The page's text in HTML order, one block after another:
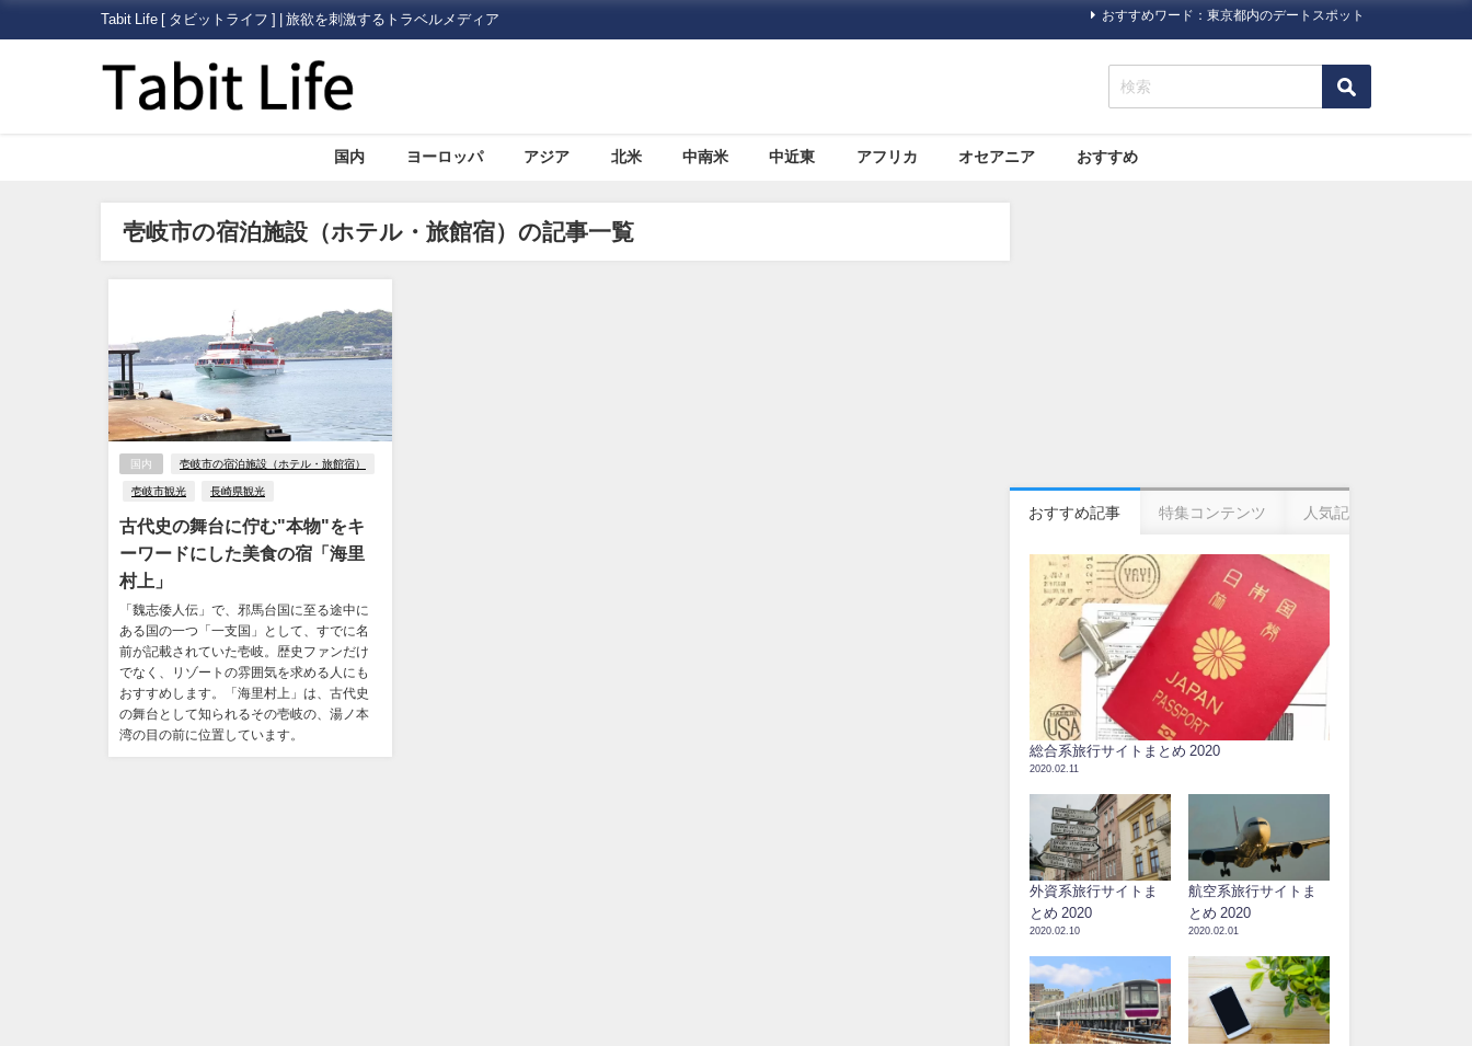
Tabit Life [ タビットライフ ] | 旅欲を刺激するトラベルメディア おすすめワード：東京都内のデートスポット
国内 ヨーロッパ アジア 北米 中南米 中近東 アフリカ オセアニア おすすめ
壱岐市の宿泊施設（ホテル・旅館宿）の記事一覧
国内 壱岐市の宿泊施設（ホテル・旅館宿）
壱岐市観光 長崎県観光
古代史の舞台に佇む"本物"をキ
ーワードにした美食の宿「海里
村上」
「魏志倭人伝」で、邪馬台国に至る途中に
ある国の一つ「一支国」として、すでに名
前が記載されていた壱岐。歴史ファンだけ
でなく、リゾートの雰囲気を求める人にも
おすすめします。「海里村上」は、古代史
の舞台として知られるその壱岐の、湯ノ本
湾の目の前に位置しています。
おすすめ記事 特集コンテンツ 人気記事
総合系旅行サイトまとめ 2020
2020.02.11
外資系旅行サイトま
とめ 2020
2020.02.10
航空系旅行サイトま
とめ 2020
2020.02.01